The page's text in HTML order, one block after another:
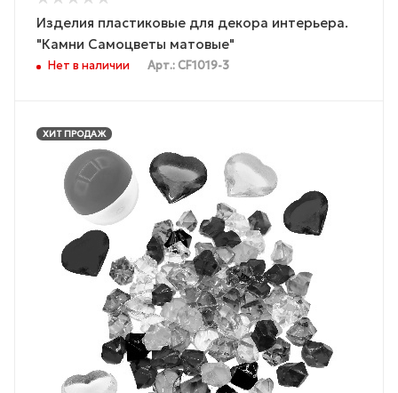
Изделия пластиковые для декора интерьера.
"Камни Самоцветы матовые"
Нет в наличии Арт.: CF1019-3
ХИТ ПРОДАЖ